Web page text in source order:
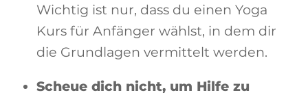
Wichtig ist nur, dass du einen Yoga
Kurs für Anfänger wählst, in dem dir
die Grundlagen vermittelt werden.
Scheue dich nicht, um Hilfe zu